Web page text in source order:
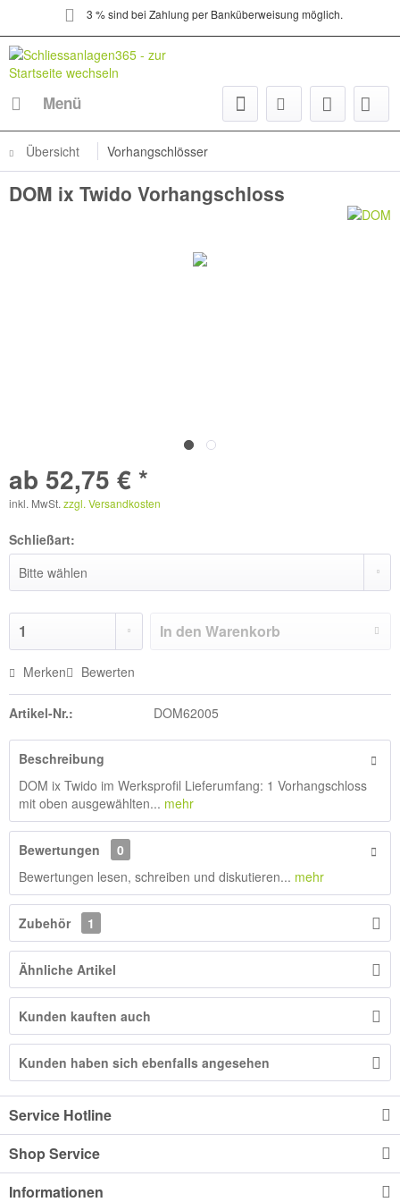
3 % sind bei Zahlung per Banküberweisung möglich.
Menü
Übersicht Vorhangschlösser
DOM ix Twido Vorhangschloss
ab 52,75 € *
inkl. MwSt. zzgl. Versandkosten
Schließart:
In den Warenkorb
Merken Bewerten
Artikel-Nr.: DOM62005
Beschreibung
DOM ix Twido im Werksprofil Lieferumfang: 1 Vorhangschloss
mit oben ausgewählten... mehr
Bewertungen
0
Bewertungen lesen, schreiben und diskutieren... mehr
Zubehör 1
Ähnliche Artikel
Kunden kauften auch
Kunden haben sich ebenfalls angesehen
Service Hotline
Shop Service
Informationen